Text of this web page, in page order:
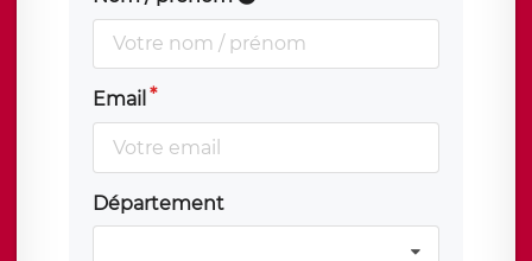
Email
Département